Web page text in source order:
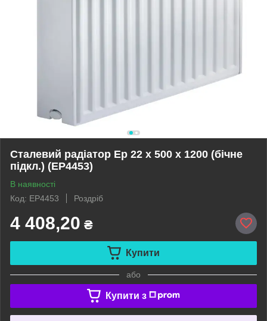
Сталевий радіатор Ep 22 x 500 x 1200 (бічне
підкл.) (EP4453)
В наявності
Код: EP4453
Роздріб
4 408,20 ₴
Купити
або
Купити з